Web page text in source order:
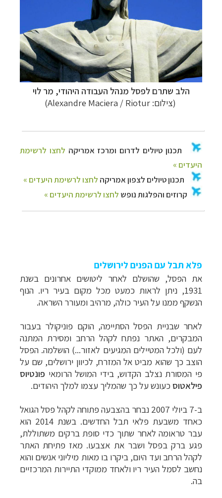
הלב שתרם לפסל מנהל העבודה היהודי, מר לוי
(צילום: Alexandre Maciera / Riotur)
פלא תבל עם הפנים לירושלים
את הפסל, שהושלם לאחר ליטושים אחרונים בשנת
1931, ניתן לראות כמעט מכל מקום בעיר ריו. הנוף
הנשקף ממנו על העיר כולה, מרהיב ומעורר השראה.
לאחר שבניית הפסל הסתיימה, הוקם פוניקולר בעבור
המבקרים, האתר נפתח לקהל הרחב ומסירת המתנה
לעם (ולכל המטיילים המגיעים לאזור...) הושלמה. הפסל
הוצב כך שהוא מביט אל המזרח, לכיוון ירושלים, שם על
פי המסורת נצלב הקדוש, בידי המושל הרומאי פונטיוס
פילאטוס כעונש על כך שהמליך עצמו למלך היהודים.
ב-7 ביולי 2007 נבחר בהצבעה פתוחה לקהל פסל הגואל
כאחד משבעת פלאי תבל החדשים. בשנת 2014 הוא
עבר טראומה לאחר שתוך כדי סופת ברקים משתוללת,
פגע ברק בפסל ושבר את אצבעו. מאז פתיחת האתר
לקהל הרחב ועד היום, ביקרו בו מאות מיליוני אנשים והוא
נחשב לסמל העיר ריו ולאחד ממוקדי התיירות המרכזיים
בה.